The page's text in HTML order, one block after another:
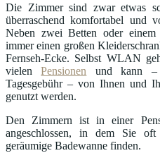
Die Zimmer sind zwar etwas
überraschend komfortabel und
Neben zwei Betten oder
immer einen großen
Fernseh-Ecke. Selbst WLAN
vielenPensionen und kann –
Tagesgebühr – von Ihnen und
genutzt werden.
Den Zimmern ist in einer
angeschlossen, in dem Sie
geräumige Badewanne finden.